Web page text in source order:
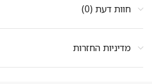
חוות דעת (0)
מדיניות החזרות